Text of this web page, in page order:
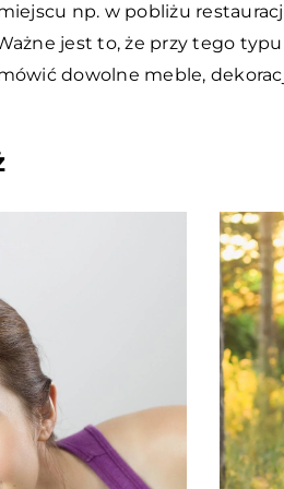
np. w pobliżu
jest to, że przy tego
dowolne meble,